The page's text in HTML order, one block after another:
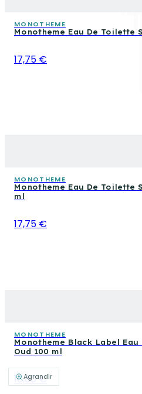
Agrandir
MONOTHEME
Monotheme Eau De Toilette
17,75 €
MONOTHEME
Monotheme Eau De Toilette
ml
17,75 €
MONOTHEME
Monotheme Black Label Eau
Oud 100 ml
18,80 €